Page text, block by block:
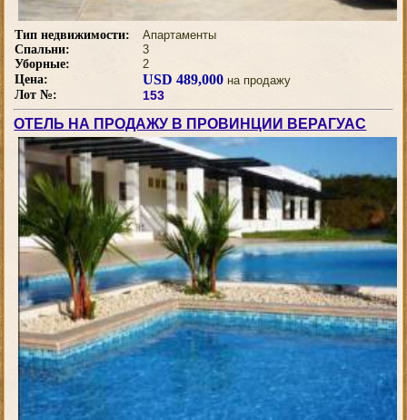
Тип недвижимости:
Апартаменты
Спальни:
3
Уборные:
2
Цена:
USD 489,000 на продажу
Лот №:
153
ОТЕЛЬ НА ПРОДАЖУ В ПРОВИНЦИИ ВЕРАГУАС